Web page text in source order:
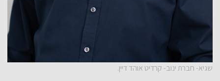
שגיא- חברת ינוב- קרדיט אוהד דיין.